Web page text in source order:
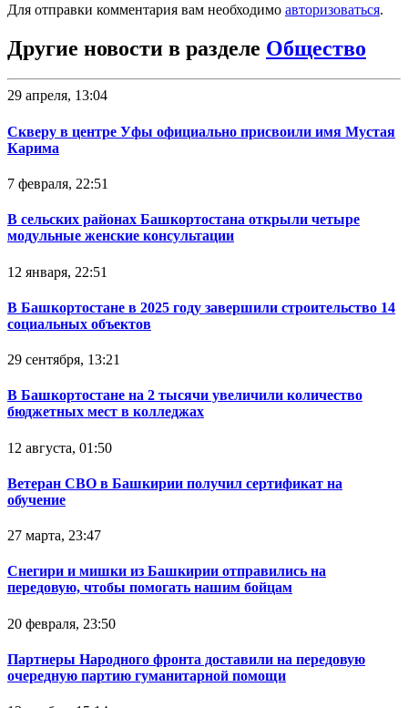
Для отправки комментария вам необходимо авторизоваться.
Другие новости в разделе Общество
29 апреля, 13:04
Скверу в центре Уфы официально присвоили имя Мустая
Карима
7 февраля, 22:51
В сельских районах Башкортостана открыли четыре
модульные женские консультации
12 января, 22:51
В Башкортостане в 2025 году завершили строительство 14
социальных объектов
29 сентября, 13:21
В Башкортостане на 2 тысячи увеличили количество
бюджетных мест в колледжах
12 августа, 01:50
Ветеран СВО в Башкирии получил сертификат на
обучение
27 марта, 23:47
Снегири и мишки из Башкирии отправились на
передовую, чтобы помогать нашим бойцам
20 февраля, 23:50
Партнеры Народного фронта доставили на передовую
очередную партию гуманитарной помощи